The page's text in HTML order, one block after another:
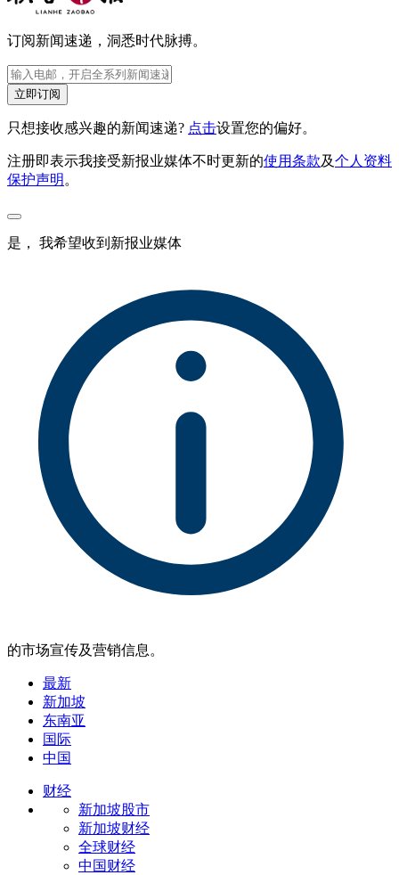
订阅新闻速递，洞悉时代脉搏。
立即订阅
只想接收感兴趣的新闻速递? 点击设置您的偏好。
注册即表示我接受新报业媒体不时更新的使用条款及个人资料
保护声明 。
是， 我希望收到新报业媒体
的市场宣传及营销信息。
最新
新加坡
东南亚
国际
中国
财经
新加坡股市
新加坡财经
全球财经
中国财经